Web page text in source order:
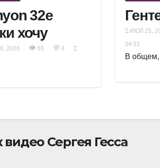
32e
хочу
2026 👁 65 💬 8
ИЮЛ 25,
04:51
В общем,
Сергея Гесса